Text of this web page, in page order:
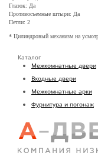
Глазок: Да
Противосъемные штыри: Да
Петли: 2
* Цилиндровый механизм на
Каталог
Межкомнатные двери
Входные двери
Межкомнатные арки
Фурнитура и погонаж